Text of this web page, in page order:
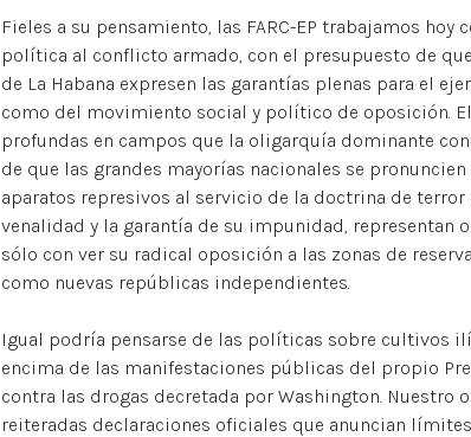
Fieles a su pensamiento, las FARC-EP trabajamos
política al conflicto armado, con el presupuesto de
de La Habana expresen las garantías plenas para el
como del movimiento social y político de oposición.
profundas en campos que la oligarquía dominante
de que las grandes mayorías nacionales se
aparatos represivos al servicio de la doctrina de
venalidad y la garantía de su impunidad, representan
sólo con ver su radical oposición a las zonas de
como nuevas repúblicas independientes.
Igual podría pensarse de las políticas sobre cultivos
encima de las manifestaciones públicas del propio
contra las drogas decretada por Washington. Nuestro
reiteradas declaraciones oficiales que anuncian